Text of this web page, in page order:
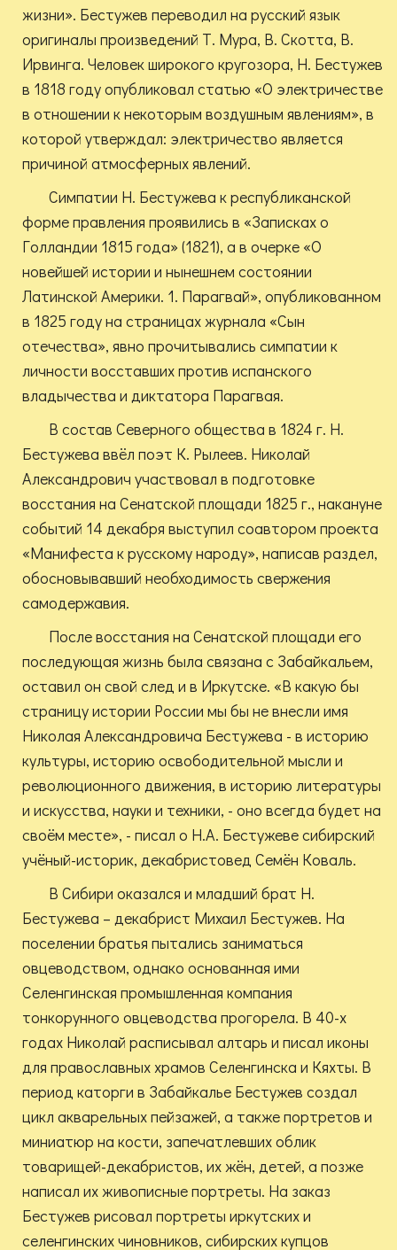
жизни». Бестужев переводил на русский язык
оригиналы произведений Т. Мура, В. Скотта, В.
Ирвинга. Человек широкого кругозора, Н. Бестужев
в 1818 году опубликовал статью «О электричестве
в отношении к некоторым воздушным явлениям», в
которой утверждал: электричество является
причиной атмосферных явлений.
Симпатии Н. Бестужева к республиканской
форме правления проявились в «Записках о
Голландии 1815 года» (1821), а в очерке «О
новейшей истории и нынешнем состоянии
Латинской Америки. 1. Парагвай», опубликованном
в 1825 году на страницах журнала «Сын
отечества», явно прочитывались симпатии к
личности восставших против испанского
владычества и диктатора Парагвая.
В состав Северного общества в 1824 г. Н.
Бестужева ввёл поэт К. Рылеев. Николай
Александрович участвовал в подготовке
восстания на Сенатской площади 1825 г., накануне
событий 14 декабря выступил соавтором проекта
«Манифеста к русскому народу», написав раздел,
обосновывавший необходимость свержения
самодержавия.
После восстания на Сенатской площади его
последующая жизнь была связана с Забайкальем,
оставил он свой след и в Иркутске. «В какую бы
страницу истории России мы бы не внесли имя
Николая Александровича Бестужева - в историю
культуры, историю освободительной мысли и
революционного движения, в историю литературы
и искусства, науки и техники, - оно всегда будет на
своём месте», - писал о Н.А. Бестужеве сибирский
учёный-историк, декабристовед Семён Коваль.
В Сибири оказался и младший брат Н.
Бестужева – декабрист Михаил Бестужев. На
поселении братья пытались заниматься
овцеводством, однако основанная ими
Селенгинская промышленная компания
тонкорунного овцеводства прогорела. В 40-х
годах Николай расписывал алтарь и писал иконы
для православных храмов Селенгинска и Кяхты. В
период каторги в Забайкалье Бестужев создал
цикл акварельных пейзажей, а также портретов и
миниатюр на кости, запечатлевших облик
товарищей-декабристов, их жён, детей, а позже
написал их живописные портреты. На заказ
Бестужев рисовал портреты иркутских и
селенгинских чиновников, сибирских купцов